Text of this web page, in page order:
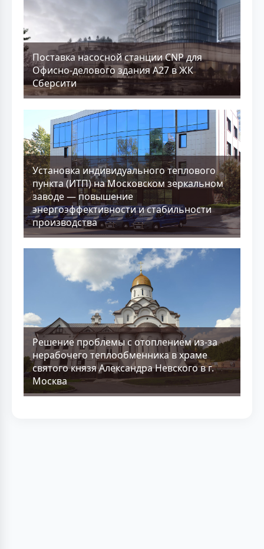
Поставка насосной станции CNP для
Офисно-делового здания А27 в ЖК
Сберсити
Установка индивидуального теплового
пункта (ИТП) на Московском зеркальном
заводе — повышение
энергоэффективности и стабильности
производства
Решение проблемы с отоплением из-за
нерабочего теплообменника в храме
святого князя Александра Невского в г.
Москва